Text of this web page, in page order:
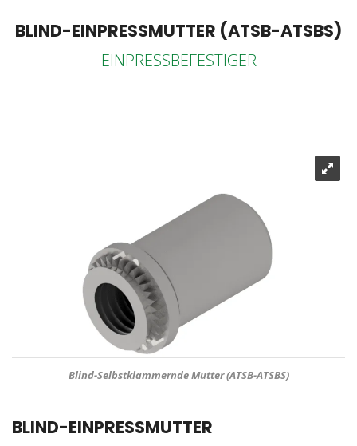
BLIND-EINPRESSMUTTER (ATSB-ATSBS)
EINPRESSBEFESTIGER
Blind-Selbstklammernde Mutter (ATSB-ATSBS)
BLIND-EINPRESSMUTTER